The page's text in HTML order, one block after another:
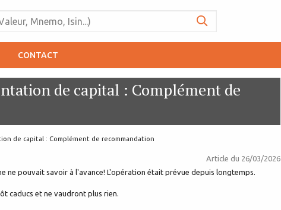
CONTACT
de capital : Complément de
de capital : Complément de recommandation
Article du 26/03/2026
ne pouvait savoir à l'avance! L'opération était prévue depuis longtemps.
caducs et ne vaudront plus rien.